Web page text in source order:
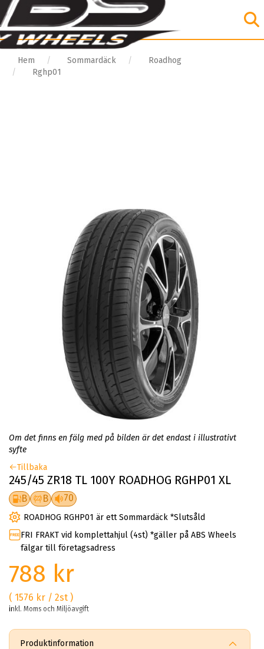
Hem Sommardäck
Roadhog
Rghp01
Om det finns en fälg med på bilden är det endast i illustrativt
syfte
Tillbaka
245/45 ZR18 TL 100Y ROADHOG RGHP01 XL
B B 70
ROADHOG RGHP01 är ett Sommardäck *Slutsåld
FRI FRAKT vid komplettahjul (4st) *gäller på ABS Wheels
fälgar till företagsadress
788 kr
( 1576 kr / 2st )
inkl. Moms och Miljöavgift
Produktinformation